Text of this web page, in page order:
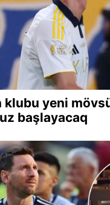
yeni
başlayacaq